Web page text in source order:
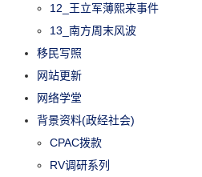
12_王立军薄熙来事件
13_南方周末风波
移民写照
网站更新
网络学堂
背景资料(政经社会)
CPAC拨款
RV调研系列